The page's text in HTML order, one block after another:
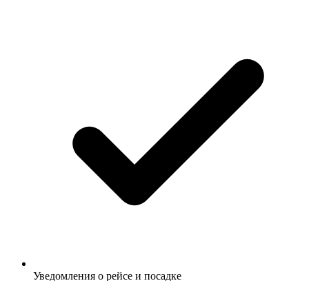
Уведомления о рейсе и посадке